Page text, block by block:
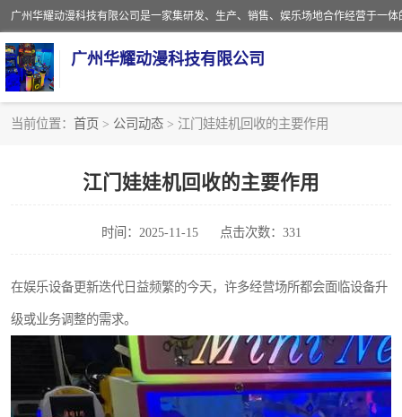
广州华耀动漫科技有限公司
当前位置： 首页 > 公司动态 > 江门娃娃机回收的主要作用
江门娃娃机回收的主要作用
时间：2025-11-15 点击次数：331
在娱乐设备更新迭代日益频繁的今天，许多经营场所都会面临设备升
级或业务调整的需求。
游戏厅回收